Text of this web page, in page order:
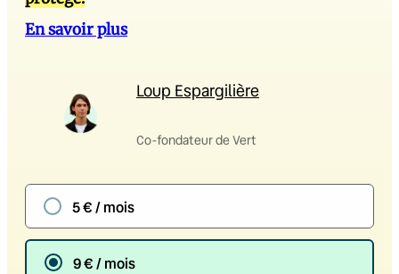
En savoir plus
Loup Espargilière
Co-fondateur de Vert
5 € / mois
9 € / mois